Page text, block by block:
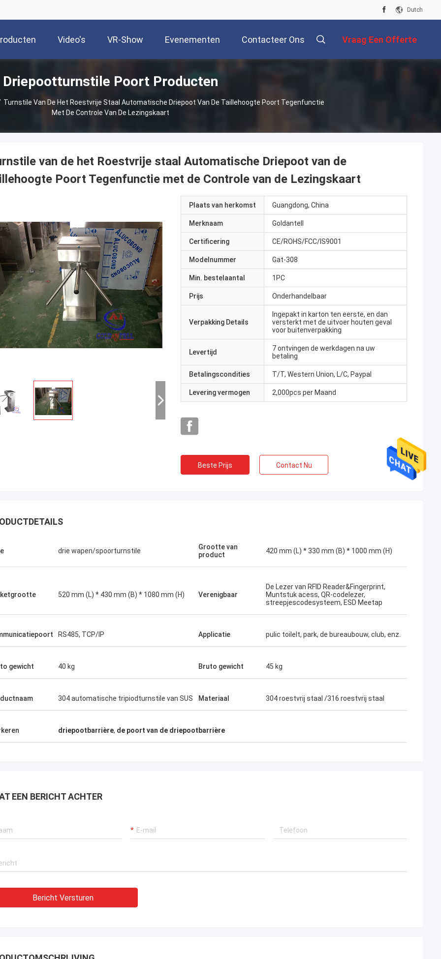
Dutch
Video's VR-Show Evenementen Contacteer Ons Vraag Een Offerte
Driepootturnstile Poort Producten
Turnstile Van De Het Roestvrije Staal Automatische Driepoot Van De Taillehoogte Poort Tegenfunctie
Met De Controle Van De Lezingskaart
Al-Farsi in de VAE
huurders gesynchroniseerd
naadloos
Klara Müller in het Duits
montage robots Duitse draaischijven,
Michael Fusco in de VS
barrières, zij al zeer goed het werken! Nu,
van de het Roestvrije staal Automatische Driepoot van de
Poort Tegenfunctie met de Controle van de Lezingskaart
Plaats van herkomst Guangdong, China
Merknaam Goldantell
Certificering CE/ROHS/FCC/IS9001
Modelnummer Gat-308
Min. bestelaantal 1PC
Prijs Onderhandelbaar
Verpakking Details
Ingepakt in karton ten eerste, en dan
versterkt met de uitvoer houten geval
voor buitenverpakking
Levertijd
7 ontvingen de werkdagen na uw
betaling
Betalingscondities T/T, Western Union, L/C, Paypal
Levering vermogen 2,000pcs per Maand
Beste Prijs Contact Nu
drie wapen/spoorturnstile
Grootte van
product
420 mm (L) * 330 mm (B) * 1000 mm (H)
520 mm (L) * 430 mm (B) * 1080 mm (H) Verenigbaar
De Lezer van RFID Reader&Fingerprint,
Muntstuk acess, QR-codelezer,
streepjescodesysteem, ESD Meetap
RS485, TCP/IP Applicatie pulic toilelt, park, de bureaubouw, club, enz.
gewicht 40 kg Bruto gewicht 45 kg
304 automatische tripiodturnstile van SUS Materiaal 304 roestvrij staal /316 roestvrij staal
driepootbarrière, de poort van de driepootbarrière
EEN BERICHT ACHTER
Bericht Versturen